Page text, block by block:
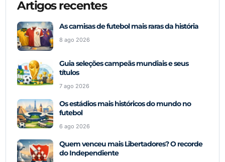
Artigos recentes
As camisas de futebol mais raras da história
8 ago 2026
Guia seleções campeãs mundiais e seus
títulos
7 ago 2026
Os estádios mais históricos do mundo no
futebol
6 ago 2026
Quem venceu mais Libertadores? O recorde
do Independiente